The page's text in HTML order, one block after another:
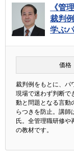
《管
裁判
学ぶ
価格
裁判例をもとに、パ
現場で迷わず判断で
動と問題となる言動
らつきを防止。講師
氏。全管理職研修や
の教材です。